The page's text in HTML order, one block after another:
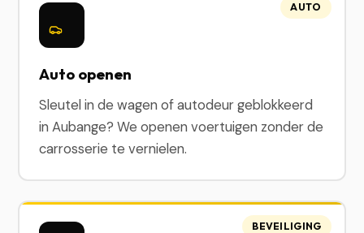
Auto openen
Sleutel in de wagen of autodeur geblokkeerd
in Aubange? We openen voertuigen zonder de
carrosserie te vernielen.
AUTO
BEVEILIGING